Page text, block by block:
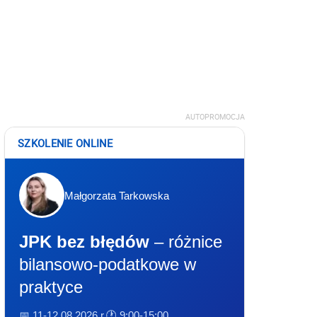
AUTOPROMOCJA
SZKOLENIE ONLINE
Małgorzata Tarkowska
JPK bez błędów – różnice
bilansowo-podatkowe w
praktyce